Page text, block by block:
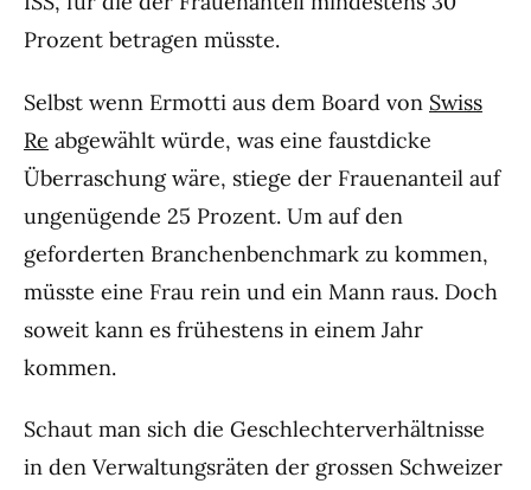
Prozent betragen müsste.
Selbst wenn Ermotti aus dem Board von Swiss
Re abgewählt würde, was eine faustdicke
Überraschung wäre, stiege der Frauenanteil auf
ungenügende 25 Prozent. Um auf den
geforderten Branchenbenchmark zu kommen,
müsste eine Frau rein und ein Mann raus. Doch
soweit kann es frühestens in einem Jahr
kommen.
Schaut man sich die Geschlechterverhältnisse
in den Verwaltungsräten der grossen Schweizer